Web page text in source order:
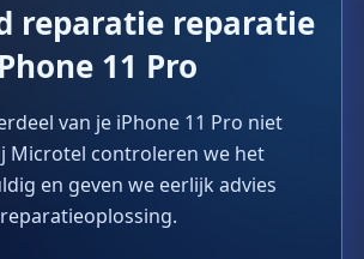
reparatie reparatie
11 Pro
van je iPhone 11 Pro niet
Microtel controleren we het
en geven we eerlijk advies